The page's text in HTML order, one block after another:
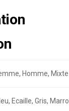
Homme, Mixte
Ecaille, Gris,